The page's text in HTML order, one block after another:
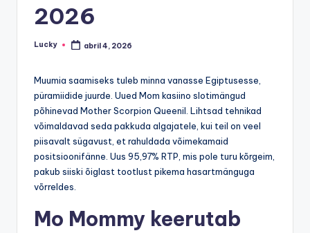
2026
Publicado
Lucky abril 4, 2026
Muumia saamiseks tuleb minna vanasse Egiptusesse,
püramiidide juurde. Uued Mom kasiino slotimängud
põhinevad Mother Scorpion Queenil. Lihtsad tehnikad
võimaldavad seda pakkuda algajatele, kui teil on veel
piisavalt sügavust, et rahuldada võimekamaid
positsioonifänne. Uus 95,97% RTP, mis pole turu kõrgeim,
pakub siiski õiglast tootlust pikema hasartmänguga
võrreldes.
Mo Mommy keerutab